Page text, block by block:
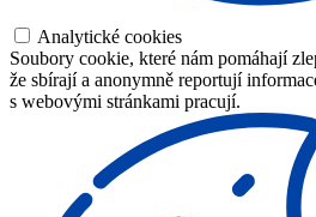
Analytické cookies
Soubory cookie, které nám pomáhají
že sbírají a anonymně reportují
s webovými stránkami pracují.